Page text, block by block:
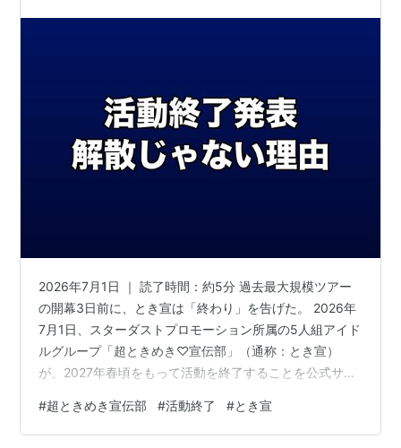
2026年7月1日 ｜ 読了時間：約5分 過去最大規模ツアー
の開幕3日前に、とき宣は「終わり」を告げた。 2026年
7月1日、スターダストプロモーション所属の5人組アイド
ルグループ「超ときめき♡宣伝部」（通称：とき宣）
が、2027年春頃をもって活動を終了することを公式サイ
コード大賞の作詞賞まで受賞した人気グループが、なぜ
今なのか。 そして「活動終了」という言葉の選び方に、
#超ときめき宣伝部 #活動終了 #とき宣